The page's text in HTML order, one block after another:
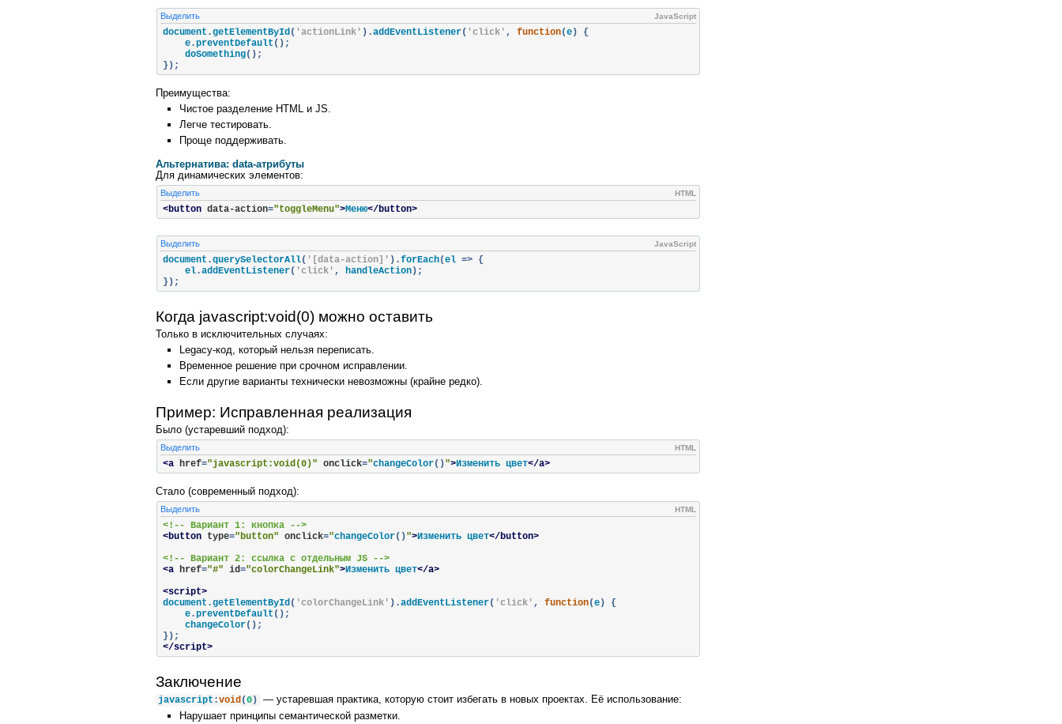
Выделить JavaScript
document .getElementById( 'actionLink' ).addEventListener( 'click' , function(e)
{
    e
.preventDefault ();
    doSomething
();
});
Преимущества:
Чистое разделение HTML и JS.
Легче тестировать.
Проще поддерживать.
Альтернатива: data‑атрибуты
Для динамических элементов:
Выделить HTML
<button data-action="toggleMenu">Меню</button>
Выделить JavaScript
document .querySelectorAll( '[data-action]' ).forEach(el => {
    el
.addEventListener( 'click' , handleAction);
});
Когда javascript:void(0) можно оставить
Только в исключительных случаях:
Legacy‑код, который нельзя переписать.
Временное решение при срочном исправлении.
Если другие варианты технически невозможны (крайне редко).
Пример: Исправленная реализация
Было (устаревший подход):
Выделить HTML
<a href="javascript:void(0)" onclick="changeColor()">Изменить цвет</a>
Стало (современный подход):
Выделить HTML
<!-- Вариант 1: кнопка -->
<button type="button" onclick="changeColor()">Изменить цвет</button>
<!-- Вариант 2: ссылка с отдельным JS -->
<a href="#" id="colorChangeLink">Изменить цвет</a>
<script>
document .getElementById( 'colorChangeLink' ).addEventListener( 'click' , function(e)
{
    e
.preventDefault ();
    changeColor
();
});
</script>
Заключение
javascript :void(0) — устаревшая практика, которую стоит избегать в новых проектах. Её использование:
Нарушает принципы семантической разметки.